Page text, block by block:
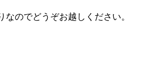
なのでどうぞお越しください。